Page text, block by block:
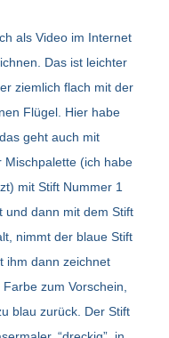
als Video im Internet
Das ist leichter
ziemlich flach mit der
Flügel. Hier habe
geht auch mit
Mischpalette (ich habe
mit Stift Nummer 1
und dann mit dem Stift
nimmt der blaue Stift
ihm dann zeichnet
zum Vorschein,
blau zurück. Der Stift